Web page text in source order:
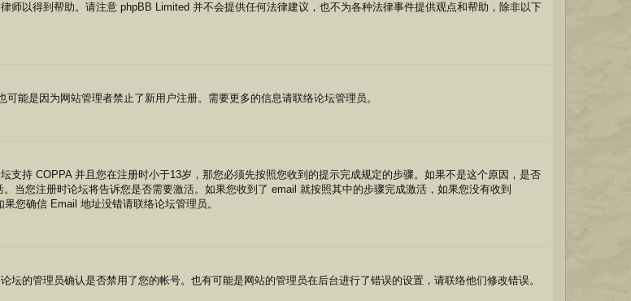
师以得到帮助。请注意 phpBB Limited 并不会提供任何法律建议，也不为各种法律事件提供观点和帮助，除非以下
能是因为网站管理者禁止了新用户注册。需要更多的信息请联络论坛管理员。
持 COPPA 并且您在注册时小于13岁，那您必须先按照您收到的提示完成规定的步骤。如果不是这个原因，是否
当您注册时论坛将告诉您是否需要激活。如果您收到了 email 就按照其中的步骤完成激活，如果您没有收到
您确信 Email 地址没错请联络论坛管理员。
的管理员确认是否禁用了您的帐号。也有可能是网站的管理员在后台进行了错误的设置，请联络他们修改错误。